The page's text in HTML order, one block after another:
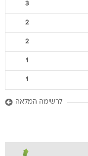
3
2
2
1
1
לרשימה המלאה